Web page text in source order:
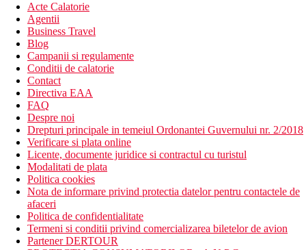
Acte Calatorie
Agentii
Business Travel
Blog
Campanii si regulamente
Conditii de calatorie
Contact
Directiva EAA
FAQ
Despre noi
Drepturi principale in temeiul Ordonantei Guvernului nr. 2/2018
Verificare si plata online
Licente, documente juridice si contractul cu turistul
Modalitati de plata
Politica cookies
Nota de informare privind protectia datelor pentru contactele de
afaceri
Politica de confidentialitate
Termeni si conditii privind comercializarea biletelor de avion
Partener DERTOUR